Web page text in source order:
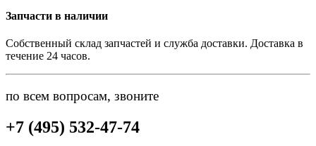
Запчасти в наличии
Собственный склад запчастей и служба доставки. Доставка в
течение 24 часов.
по всем вопросам, звоните
+7 (495) 532-47-74